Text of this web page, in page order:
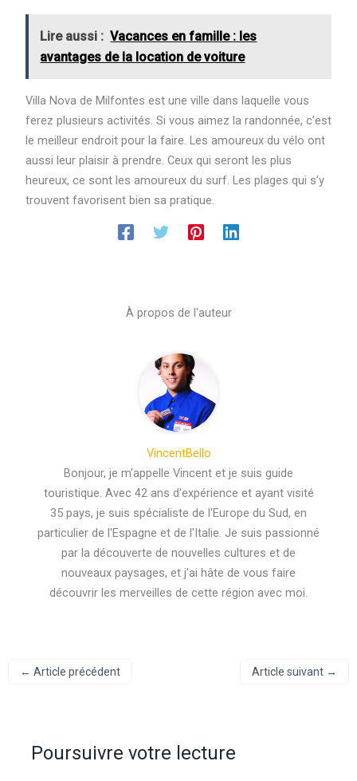
Lire aussi : Vacances en famille : les
avantages de la location de voiture
Villa Nova de Milfontes est une ville dans laquelle vous
ferez plusieurs activités. Si vous aimez la randonnée, c’est
le meilleur endroit pour la faire. Les amoureux du vélo ont
aussi leur plaisir à prendre. Ceux qui seront les plus
heureux, ce sont les amoureux du surf. Les plages qui s’y
trouvent favorisent bien sa pratique.
À propos de l'auteur
VincentBello
Bonjour, je m'appelle Vincent et je suis guide
touristique. Avec 42 ans d'expérience et ayant visité
35 pays, je suis spécialiste de l'Europe du Sud, en
particulier de l'Espagne et de l'Italie. Je suis passionné
par la découverte de nouvelles cultures et de
nouveaux paysages, et j'ai hâte de vous faire
découvrir les merveilles de cette région avec moi.
← Article précédent Article suivant →
Poursuivre votre lecture